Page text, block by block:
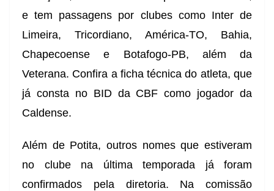
e tem passagens por clubes como Inter de
Limeira, Tricordiano, América-TO, Bahia,
Chapecoense e Botafogo-PB, além da
Veterana. Confira a ficha técnica do atleta, que
já consta no BID da CBF como jogador da
Caldense.
Além de Potita, outros nomes que estiveram
no clube na última temporada já foram
confirmados pela diretoria. Na comissão